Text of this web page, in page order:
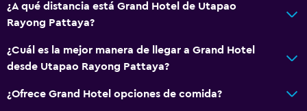
Áreas designadas para fumadores
Baño
Ducha
Gorro de baño
¿A qué distancia está Grand Hotel de Utapao
Rayong Pattaya?
¿Cuál es la mejor manera de llegar a Grand Hotel
desde Utapao Rayong Pattaya?
¿Ofrece Grand Hotel opciones de comida?